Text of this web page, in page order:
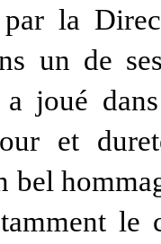
par la
un de
a joué
et
bel
le